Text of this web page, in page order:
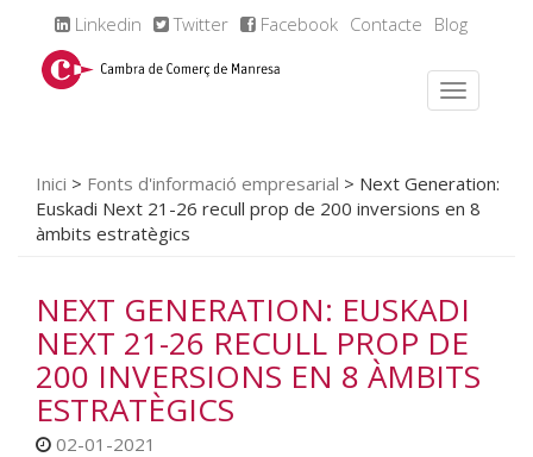
Linkedin Twitter Facebook Contacte Blog
Inici > Fonts d'informació empresarial > Next Generation:
Euskadi Next 21-26 recull prop de 200 inversions en 8
àmbits estratègics
NEXT GENERATION: EUSKADI
NEXT 21-26 RECULL PROP DE
200 INVERSIONS EN 8 ÀMBITS
ESTRATÈGICS
02-01-2021